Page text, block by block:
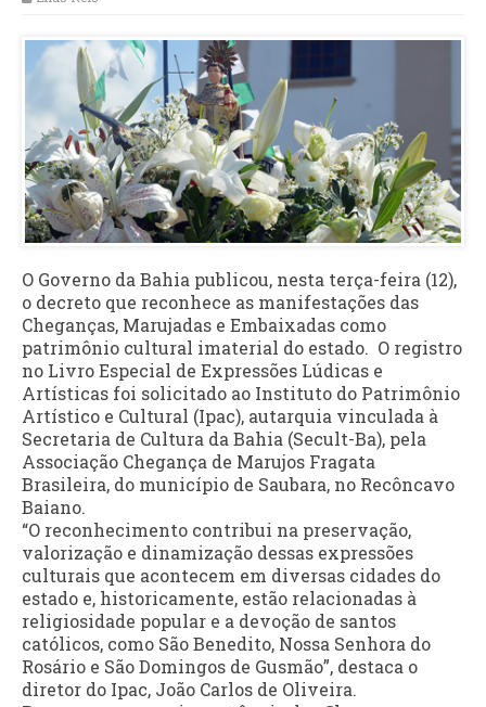
O Governo da Bahia publicou, nesta terça-feira (12),
o decreto que reconhece as manifestações das
Cheganças, Marujadas e Embaixadas como
patrimônio cultural imaterial do estado. O registro
no Livro Especial de Expressões Lúdicas e
Artísticas foi solicitado ao Instituto do Patrimônio
Artístico e Cultural (Ipac), autarquia vinculada à
Secretaria de Cultura da Bahia (Secult-Ba), pela
Associação Chegança de Marujos Fragata
Brasileira, do município de Saubara, no Recôncavo
Baiano.
“O reconhecimento contribui na preservação,
valorização e dinamização dessas expressões
culturais que acontecem em diversas cidades do
estado e, historicamente, estão relacionadas à
religiosidade popular e a devoção de santos
católicos, como São Benedito, Nossa Senhora do
Rosário e São Domingos de Gusmão”, destaca o
diretor do Ipac, João Carlos de Oliveira.